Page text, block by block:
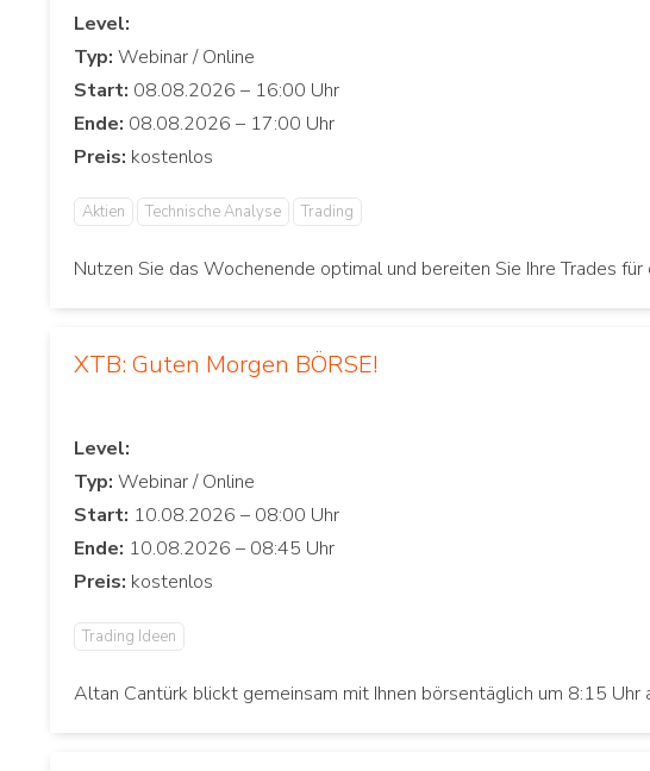
Level:
Typ:
Start:
Ende:
Preis:
Aktien Technische Analyse Trading
Nutzen Sie das Wochenende optimal und bereiten Sie Ihre Trades
XTB: Guten Morgen BÖRSE!
Level:
Typ:
Start:
Ende:
Preis:
Trading Ideen
Altan Cantürk blickt gemeinsam mit Ihnen börsentäglich um 8:15